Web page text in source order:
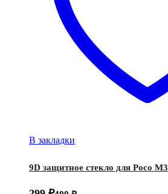
В закладки
9D защитное стекло для Poco